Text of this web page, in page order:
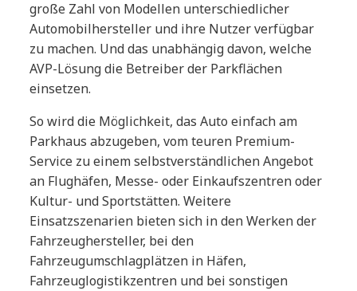
große Zahl von Modellen unterschiedlicher
Automobilhersteller und ihre Nutzer verfügbar
zu machen. Und das unabhängig davon, welche
AVP-Lösung die Betreiber der Parkflächen
einsetzen.
So wird die Möglichkeit, das Auto einfach am
Parkhaus abzugeben, vom teuren Premium-
Service zu einem selbstverständlichen Angebot
an Flughäfen, Messe- oder Einkaufszentren oder
Kultur- und Sportstätten. Weitere
Einsatzszenarien bieten sich in den Werken der
Fahrzeughersteller, bei den
Fahrzeugumschlagplätzen in Häfen,
Fahrzeuglogistikzentren und bei sonstigen